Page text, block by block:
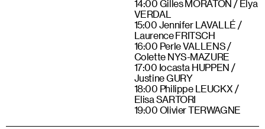
14:00 Gilles MORATON / Elya
VERDAL
15:00 Jennifer LAVALLÉ /
Laurence FRITSCH
16:00 Perle VALLENS /
Colette NYS-MAZURE
17:00 Iocasta HUPPEN /
Justine GURY
18:00 Philippe LEUCKX /
Elisa SARTORI
19:00 Olivier TERWAGNE